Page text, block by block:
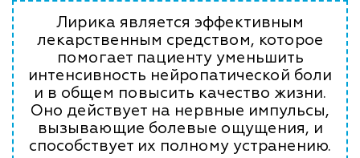
Лирика является эффективным
лекарственным средством, которое
помогает пациенту уменьшить
интенсивность нейропатической боли
и в общем повысить качество жизни.
Оно действует на нервные импульсы,
вызывающие болевые ощущения, и
способствует их полному устранению.